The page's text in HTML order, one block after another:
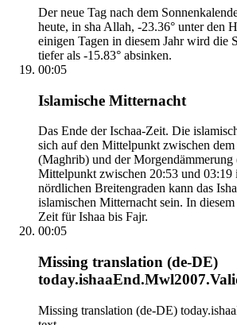
Der neue Tag nach dem
heute, in sha Allah, -23.36° unter den
einigen Tagen in diesem Jahr wird die
tiefer als -15.83° absinken.
00:05
Islamische Mitternacht
Das Ende der Ischaa-Zeit. Die
sich auf den Mittelpunkt zwischen dem
(Maghrib) und der
Mittelpunkt zwischen 20:53 und 03:19
nördlichen Breitengraden kann das
islamischen Mitternacht sein. In
Zeit für Ishaa bis Fajr.
00:05
Missing translation (de-DE)
Missing translation (de-DE)